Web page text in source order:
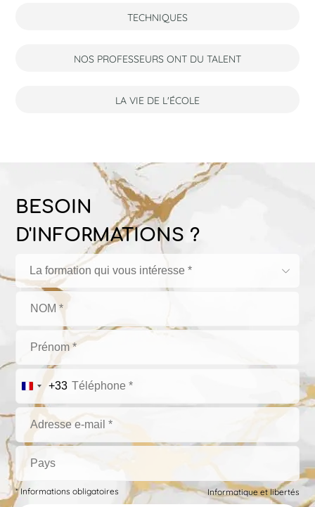
TECHNIQUES
NOS PROFESSEURS ONT DU TALENT
LA VIE DE L'ÉCOLE
BESOIN
D'INFORMATIONS ?
La formation qui vous intéresse *
+33
* Informations obligatoires Informatique et libertés